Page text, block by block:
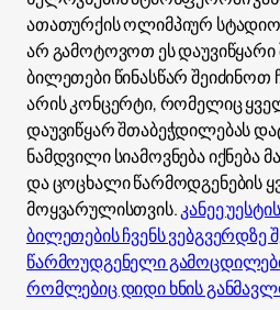
ათათურქის ოლიმპიურ
არ გამოტოვოთ ეს დაუვიწყარი
ბილეთები წინასწარ შეიძინოთ
არის კონცერტი, რომელიც
დაუვიწყარ შთაბეჭდილებას
ნამდვილი სიამოვნება იქნება
და ცოცხალი წარმოდგენების
მოყვარულისთვის.კანეე
ბილეთების ჩვენს ვებგვერდზე
წარმოუდგენელი
რომლებიც დიდი ხნის